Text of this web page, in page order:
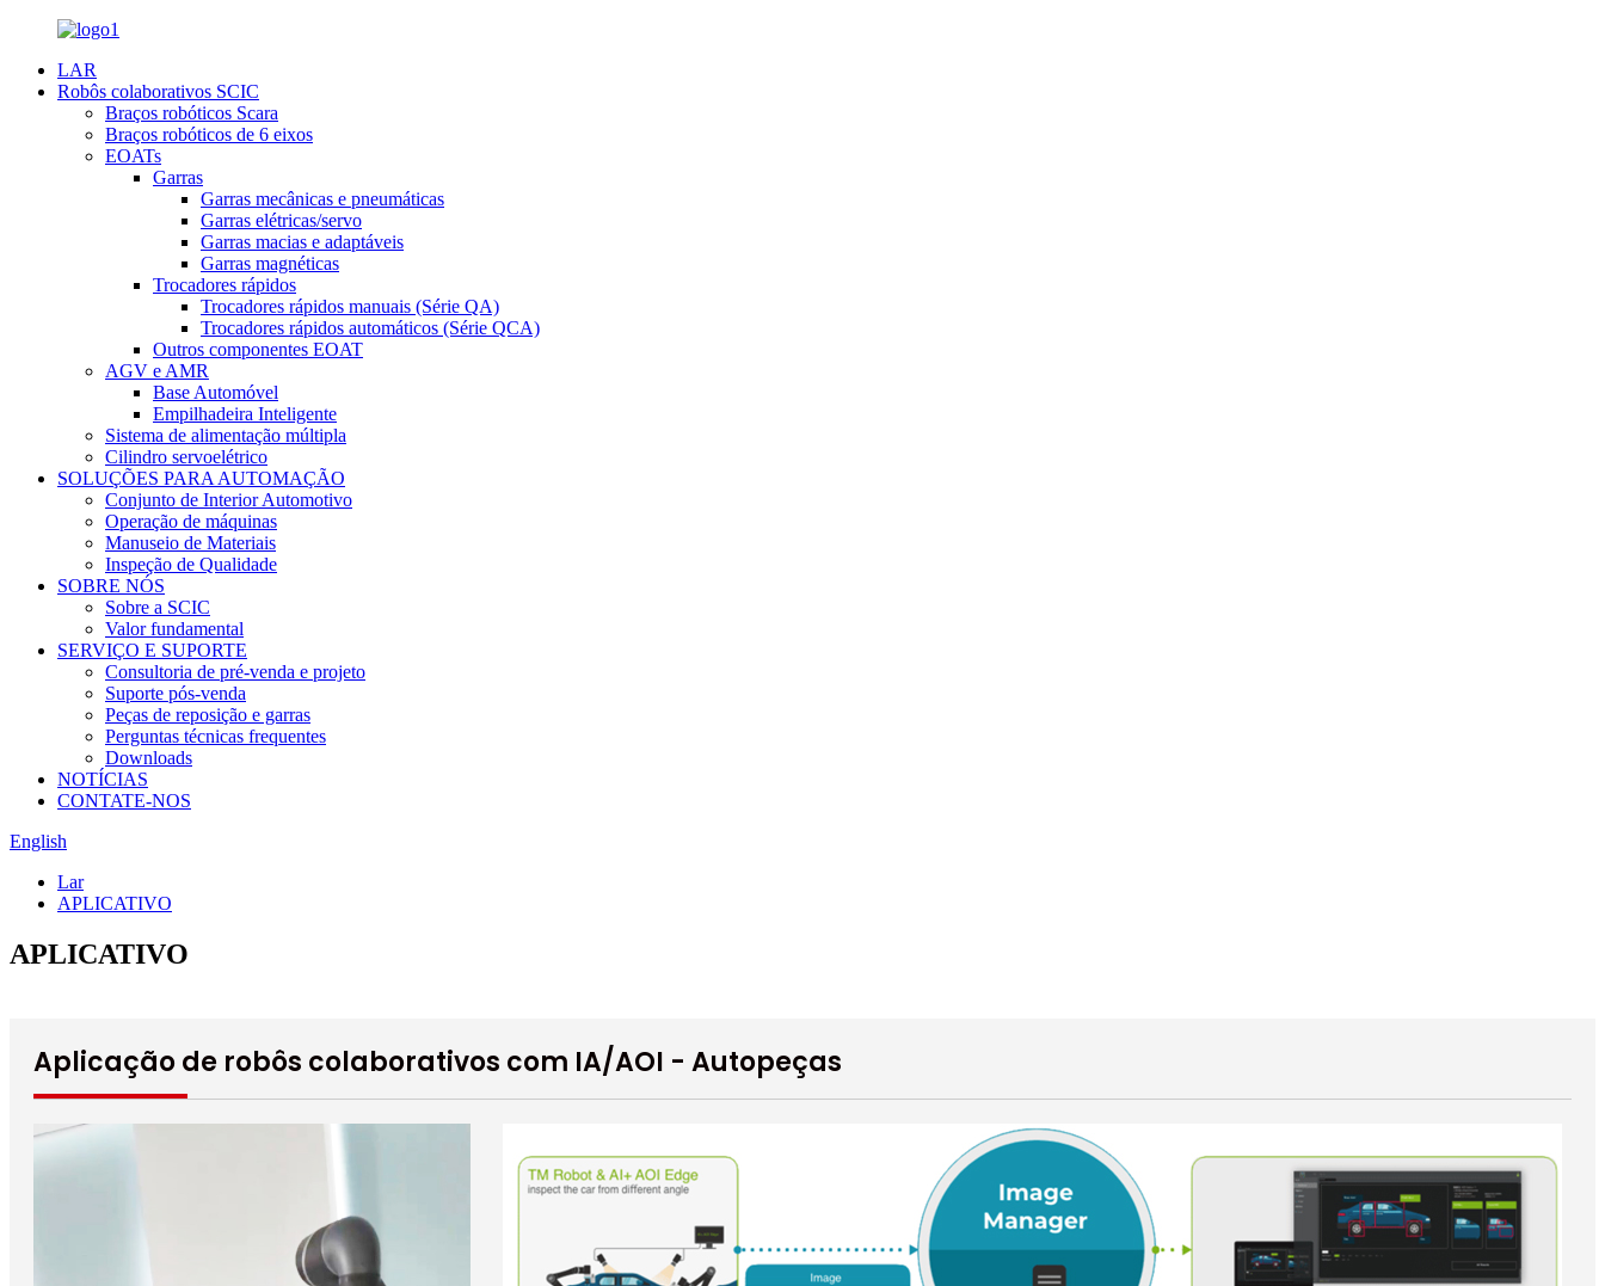
LAR
Robôs colaborativos SCIC
Braços robóticos Scara
Braços robóticos de 6 eixos
EOATs
Garras
Garras mecânicas e pneumáticas
Garras elétricas/servo
Garras macias e adaptáveis
Garras magnéticas
Trocadores rápidos
Trocadores rápidos manuais (Série QA)
Trocadores rápidos automáticos (Série QCA)
Outros componentes EOAT
AGV e AMR
Base Automóvel
Empilhadeira Inteligente
Sistema de alimentação múltipla
Cilindro servoelétrico
SOLUÇÕES PARA AUTOMAÇÃO
Conjunto de Interior Automotivo
Operação de máquinas
Manuseio de Materiais
Inspeção de Qualidade
SOBRE NÓS
Sobre a SCIC
Valor fundamental
SERVIÇO E SUPORTE
Consultoria de pré-venda e projeto
Suporte pós-venda
Peças de reposição e garras
Perguntas técnicas frequentes
Downloads
NOTÍCIAS
CONTATE-NOS
English
Lar
APLICATIVO
APLICATIVO
Aplicação de robôs colaborativos com IA/AOI - Autopeças